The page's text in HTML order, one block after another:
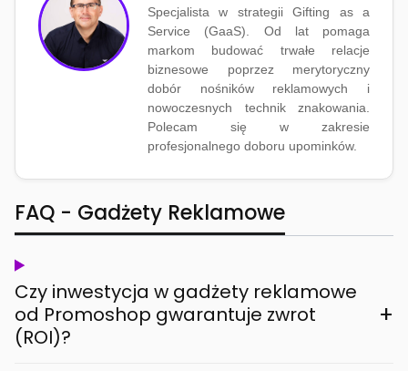
Specjalista w strategii Gifting as a
Service (GaaS). Od lat pomaga
markom budować trwałe relacje
biznesowe poprzez merytoryczny
dobór nośników reklamowych i
nowoczesnych technik znakowania.
Polecam się w zakresie
profesjonalnego doboru upominków.
FAQ - Gadżety Reklamowe
Czy inwestycja w gadżety reklamowe
od Promoshop gwarantuje zwrot
(ROI)?
+